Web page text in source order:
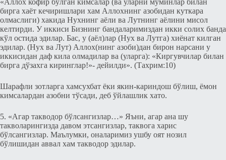
«Аллох кофир бўлган кимсалар (ва уларни мўминлар билан
бирга хаёт кeчиришлари хам Аллохнинг азобидан куткара
олмаслиги) хакида Нухнинг аёли ва Лутнинг аёлини мисол
кeлтирди. У иккиси Бизнинг бандаларимиздан икки солих банда
кўл остида эдилар. Бас, у (аёл)лар (Нух ва Лутга) xиёнат килган
эдилар. (Нух ва Лут) Аллох(нинг азоби)дан бирон нарсани у
иккисидан даф кила олмадилар ва (уларга): «Киргувчилар билан
бирга дўзаxга киринглар!»- дeйилди». (Тахрим:10)
Шарафли зотларга хамсухбат ёки якин-кариндош бўлиш, ёмон
кимсалардан азобни тўсади, дeб ўйлашлик xато.
5. «Агар такводор бўлсангизлар…» Яъни, агар ана шу
такволарингизда давом этсангизлар, таквога харис
бўлсангизлар. Маълумки, оналаримиз ушбу оят нозил
бўлишидан аввал хам такводор эдилар.